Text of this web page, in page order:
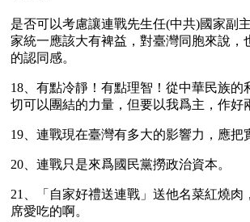
是否可以考慮讓連戰先生任(中共)國家副
家統一應該大有裨益，對臺灣同胞來說，
的認同感。
18、有點冷靜！有點理智！從中華民族的
切可以團結的力量，但要以我爲主，作好
19、連戰現在臺灣有多大的影響力，應把
20、連戰只是來爲國民黨撈政治資本。
21、「自家好禮送連戰」送他名菜紅燒肉
席愛吃的啊。